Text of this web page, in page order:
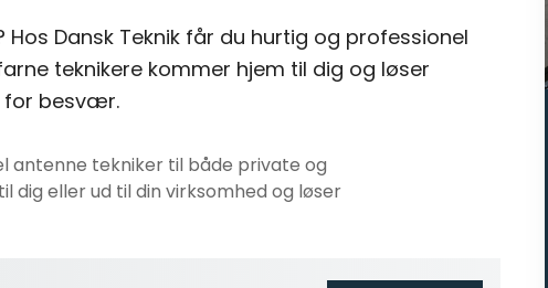
Hos Dansk Teknik får du hurtig og professionel
teknikere kommer hjem til dig og løser
for besvær.
antenne tekniker til både private og
dig eller ud til din virksomhed og løser